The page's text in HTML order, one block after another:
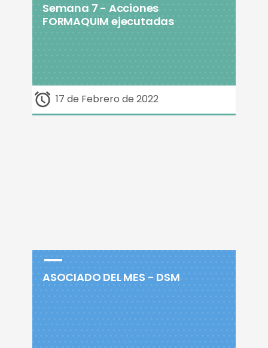
Semana 7 - Acciones
FORMAQUIM ejecutadas
17 de Febrero de 2022
ASOCIADO DEL MES - DSM